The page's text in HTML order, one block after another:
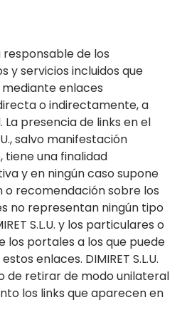
responsable de los
y servicios incluidos que
mediante enlaces
o indirectamente, a
presencia de links en el
salvo manifestación
una finalidad
y en ningún caso supone
o recomendación sobre los
no representan ningún tipo
S.L.U. y los particulares o
los portales a los que puede
enlaces. DIMIRET S.L.U.
de retirar de modo unilateral
los links que aparecen en